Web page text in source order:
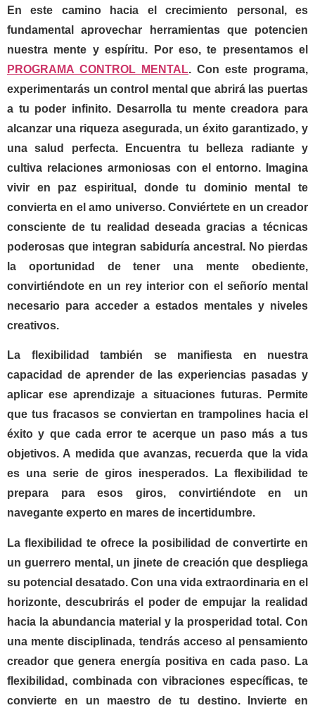
En este camino hacia el crecimiento personal, es
fundamental aprovechar herramientas que potencien
nuestra mente y espíritu. Por eso, te presentamos el
PROGRAMA CONTROL MENTAL. Con este programa,
experimentarás un control mental que abrirá las puertas
a tu poder infinito. Desarrolla tu mente creadora para
alcanzar una riqueza asegurada, un éxito garantizado, y
una salud perfecta. Encuentra tu belleza radiante y
cultiva relaciones armoniosas con el entorno. Imagina
vivir en paz espiritual, donde tu dominio mental te
convierta en el amo universo. Conviértete en un creador
consciente de tu realidad deseada gracias a técnicas
poderosas que integran sabiduría ancestral. No pierdas
la oportunidad de tener una mente obediente,
convirtiéndote en un rey interior con el señorío mental
necesario para acceder a estados mentales y niveles
creativos.
La flexibilidad también se manifiesta en nuestra
capacidad de aprender de las experiencias pasadas y
aplicar ese aprendizaje a situaciones futuras. Permite
que tus fracasos se conviertan en trampolines hacia el
éxito y que cada error te acerque un paso más a tus
objetivos. A medida que avanzas, recuerda que la vida
es una serie de giros inesperados. La flexibilidad te
prepara para esos giros, convirtiéndote en un
navegante experto en mares de incertidumbre.
La flexibilidad te ofrece la posibilidad de convertirte en
un guerrero mental, un jinete de creación que despliega
su potencial desatado. Con una vida extraordinaria en el
horizonte, descubrirás el poder de empujar la realidad
hacia la abundancia material y la prosperidad total. Con
una mente disciplinada, tendrás acceso al pensamiento
creador que genera energía positiva en cada paso. La
flexibilidad, combinada con vibraciones específicas, te
convierte en un maestro de tu destino. Invierte en